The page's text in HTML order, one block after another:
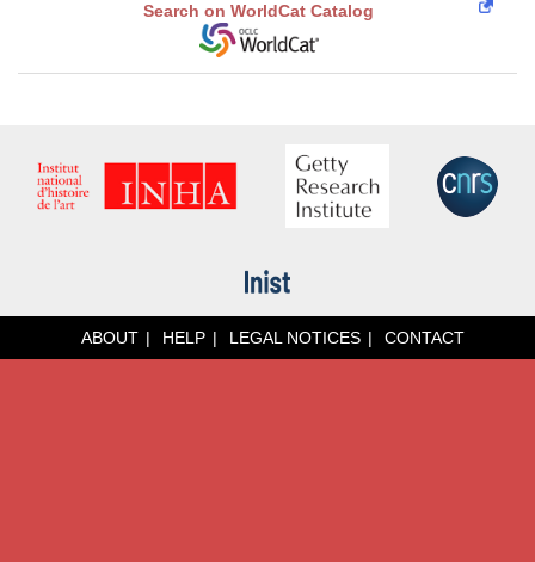
Search on WorldCat Catalog
ABOUT HELP LEGAL NOTICES CONTACT